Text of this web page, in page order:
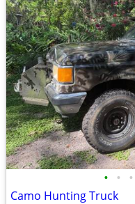
• • •
Camo Hunting Truck